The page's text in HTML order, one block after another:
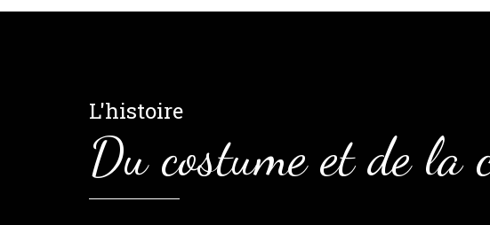
L'histoire
Du costume et de la